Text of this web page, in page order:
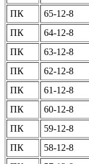
ПК
65-12-8
ПК
64-12-8
ПК
63-12-8
ПК
62-12-8
ПК
61-12-8
ПК
60-12-8
ПК
59-12-8
ПК
58-12-8